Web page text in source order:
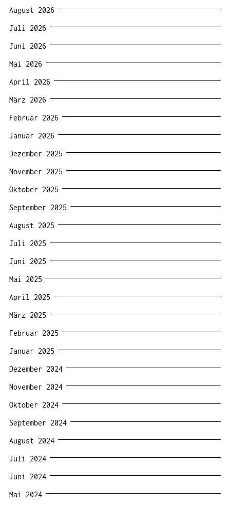
August 2026
Juli 2026
Juni 2026
Mai 2026
April 2026
März 2026
Februar 2026
Januar 2026
Dezember 2025
November 2025
Oktober 2025
September 2025
August 2025
Juli 2025
Juni 2025
Mai 2025
April 2025
März 2025
Februar 2025
Januar 2025
Dezember 2024
November 2024
Oktober 2024
September 2024
August 2024
Juli 2024
Juni 2024
Mai 2024